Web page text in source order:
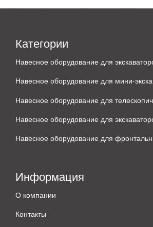
Категории
Навесное оборудование для
Навесное оборудование для мини-
Навесное оборудование для
Навесное оборудование для
Навесное оборудование для
Информация
О компании
Контакты